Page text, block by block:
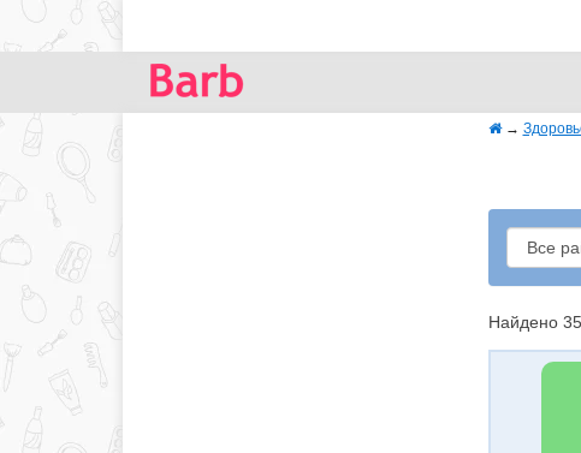
→
Найдено